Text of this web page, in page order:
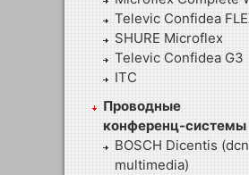
Televic Confidea
SHURE Microflex
Televic Confidea G3
ITC
Проводные
конференц-системы
BOSCH Dicentis (dcn
multimedia)